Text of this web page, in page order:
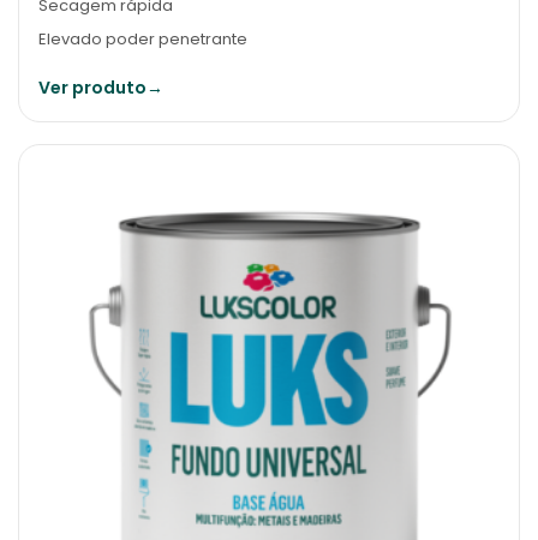
Secagem rápida
Elevado poder penetrante
Ver produto→